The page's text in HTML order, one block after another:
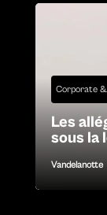
Corporate
Les
sous la
Vandelanotte